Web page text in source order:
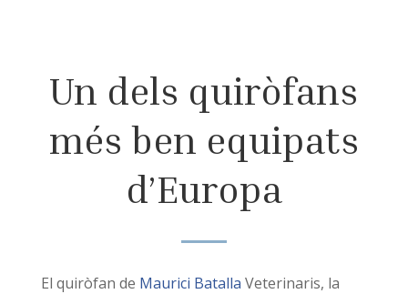
Un dels quiròfans
més ben equipats
d’Europa
El quiròfan de Maurici Batalla Veterinaris, la